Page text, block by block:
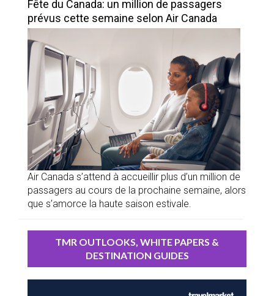
Fête du Canada: un million de passagers
prévus cette semaine selon Air Canada
Air Canada s’attend à accueillir plus d’un million de
passagers au cours de la prochaine semaine, alors
que s’amorce la haute saison estivale.
TMR OUTLOOKS, WHITE PAPERS &
DESTINATION GUIDES